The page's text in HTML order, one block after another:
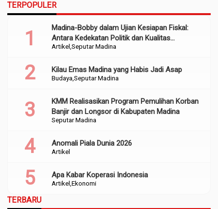
TERPOPULER
Artikel Seputar Madina
Madina-Bobby dalam Ujian Kesiapan Fiskal:
Antara Kedekatan Politik dan Kualitas
Perencanaan
Budaya Seputar Madina
Kilau Emas Madina yang Habis Jadi Asap
Seputar Madina
KMM Realisasikan Program Pemulihan Korban
Banjir dan Longsor di Kabupaten Madina
Artikel
Anomali Piala Dunia 2026
Artikel Ekonomi
Apa Kabar Koperasi Indonesia
TERBARU